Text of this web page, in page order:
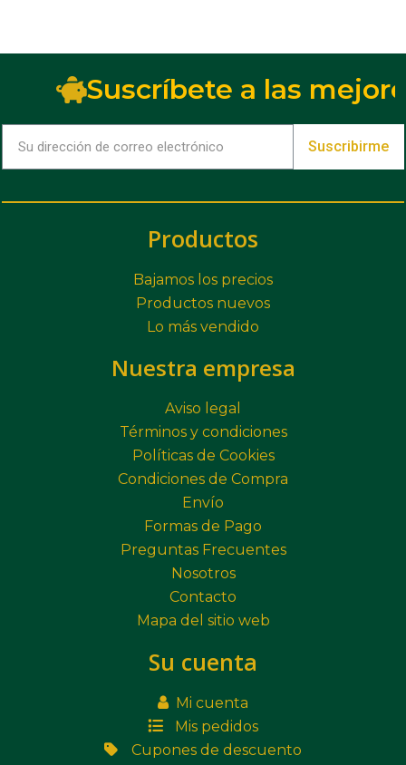
Suscríbete a las
Suscribirme
Productos
Bajamos los precios
Productos nuevos
Lo más vendido
Nuestra empresa
Aviso legal
Términos y condiciones
Políticas de Cookies
Condiciones de Compra
Envío
Formas de Pago
Preguntas Frecuentes
Nosotros
Contacto
Mapa del sitio web
Su cuenta
Mi cuenta
Mis pedidos
Cupones de descuento